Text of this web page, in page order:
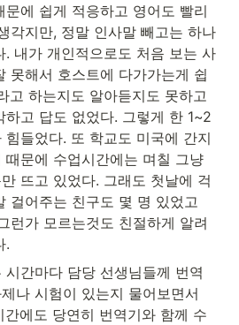
에 쉽게 적응하고 영어도 빨리
각지만, 정말 인사말 빼고는 하나
. 내가 개인적으로도 처음 보는 사
못해서 호스트에 다가가는게 쉽
고 하는지도 알아듣지도 못하고
하고 답도 없었다. 그렇게 한 1~2
들었다. 또 학교도 미국에 간지
때문에 수업시간에는 며칠 그냥
뜨고 있었다. 그래도 첫날에 걱
걸어주는 친구도 몇 명 있었고
런가 모르는것도 친절하게 알려
.
간마다 담당 선생님들께 번역
나 시험이 있는지 물어보면서
에도 당연히 번역기와 함께 수